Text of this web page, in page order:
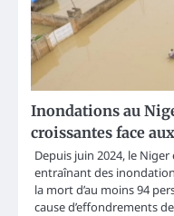
Inondations au
croissantes face
Depuis juin 2024, le
entraînant des
la mort d’au moins 94
cause d’effondrements